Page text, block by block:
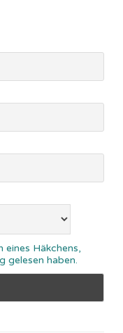
Häkchens,
gelesen haben.